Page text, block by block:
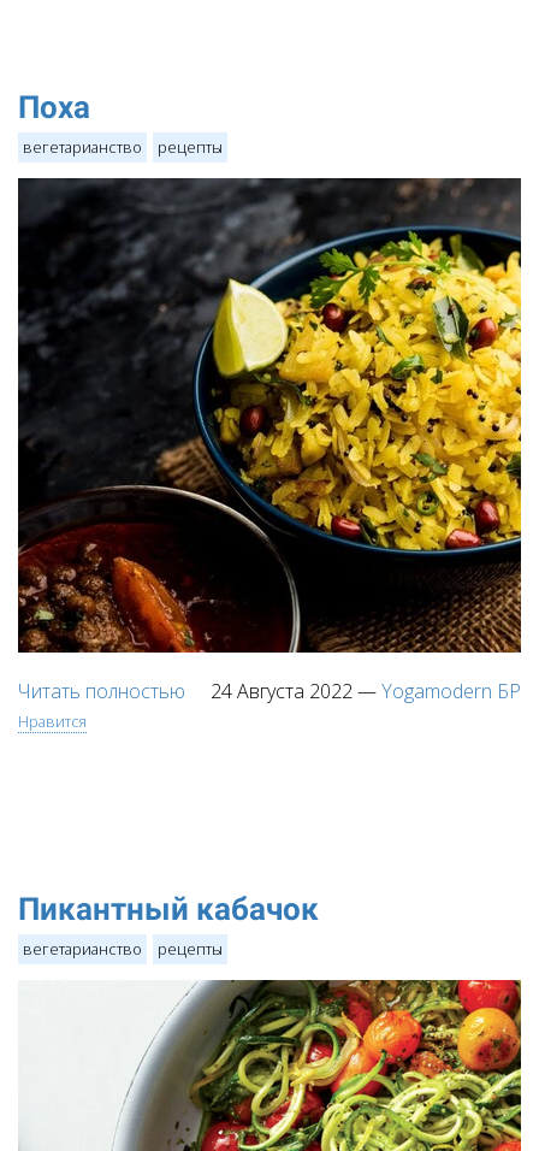
Поха
вегетарианство рецепты
Читать полностью 24 Августа 2022—Yogamodern БР
Нравится
Пикантный кабачок
вегетарианство рецепты